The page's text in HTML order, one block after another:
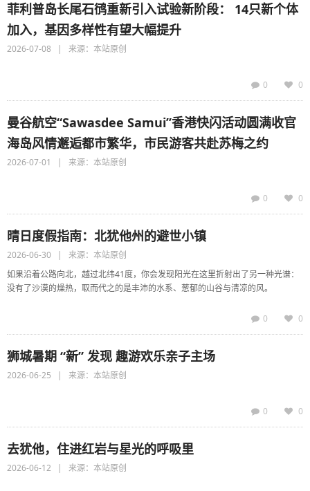
菲利普岛长尾石鸻重新引入试验新阶段： 14只新个体
加入，基因多样性有望大幅提升
2026-07-08 | 来源：本站原创
0 0
曼谷航空“Sawasdee Samui”香港快闪活动圆满收官
海岛风情邂逅都市繁华，市民游客共赴苏梅之约
2026-07-01 | 来源：本站原创
0 0
晴日度假指南：北犹他州的避世小镇
2026-06-30 | 来源：本站原创
如果沿着公路向北，越过北纬41度，你会发现阳光在这里折射出了另一种光谱：
没有了沙漠的燥热，取而代之的是丰沛的水系、葱郁的山谷与清凉的风。
0 0
狮城暑期 “新” 发现 趣游欢乐亲子主场
2026-06-25 | 来源：本站原创
0 0
去犹他，住进红岩与星光的呼吸里
2026-06-12 | 来源：本站原创